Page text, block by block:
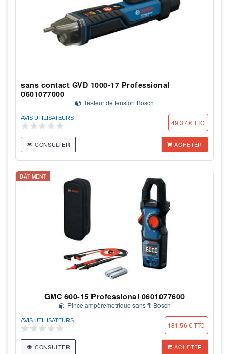
sans contact GVD 1000-17 Professional
0601077000
Testeur de tension Bosch
AVIS UTILISATEURS
49,37 € TTC
CONSULTER ACHETER
BÂTIMENT
GMC 600-15 Professional 0601077600
Pince ampèremetrique sans fil Bosch
AVIS UTILISATEURS
181,56 € TTC
CONSULTER ACHETER